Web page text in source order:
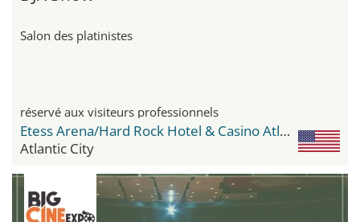
Salon des platinistes
réservé aux visiteurs professionnels
Etess Arena/Hard Rock Hotel & Casino Atlantic City
Atlantic City